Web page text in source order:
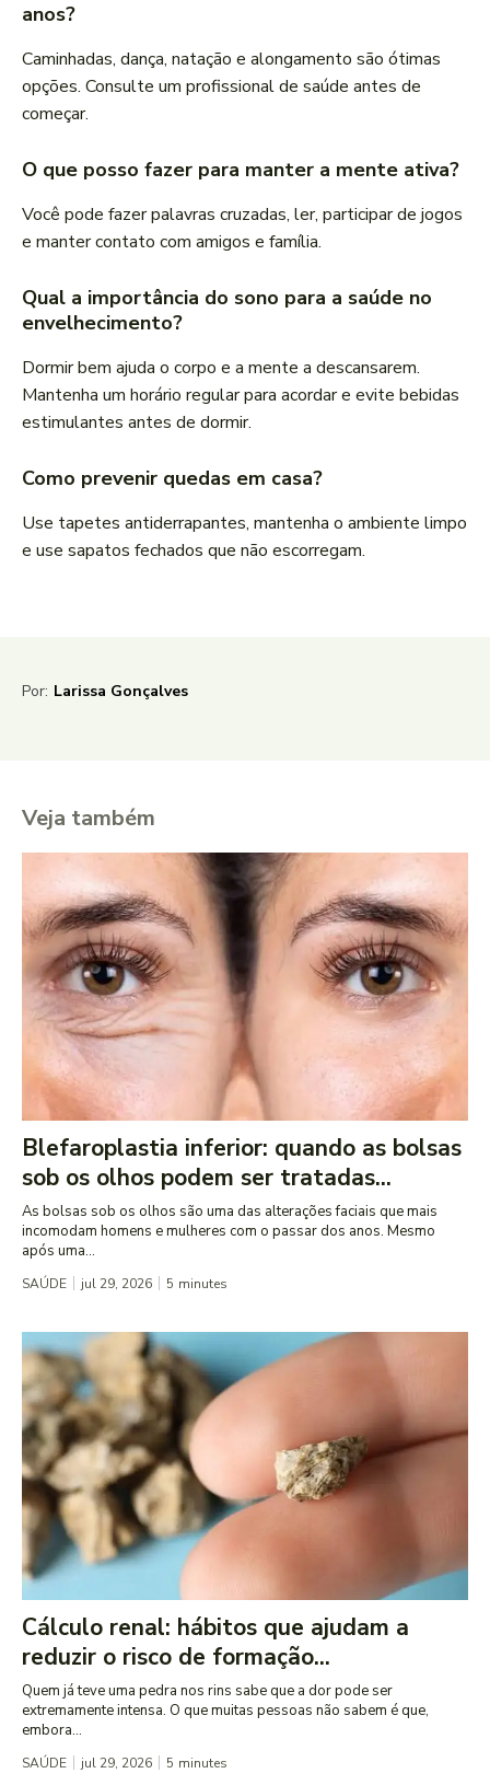
anos?
Caminhadas, dança, natação e alongamento são ótimas
opções. Consulte um profissional de saúde antes de
começar.
O que posso fazer para manter a mente ativa?
Você pode fazer palavras cruzadas, ler, participar de jogos
e manter contato com amigos e família.
Qual a importância do sono para a saúde no
envelhecimento?
Dormir bem ajuda o corpo e a mente a descansarem.
Mantenha um horário regular para acordar e evite bebidas
estimulantes antes de dormir.
Como prevenir quedas em casa?
Use tapetes antiderrapantes, mantenha o ambiente limpo
e use sapatos fechados que não escorregam.
Por: Larissa Gonçalves
Veja também
Blefaroplastia inferior: quando as bolsas
sob os olhos podem ser tratadas...
As bolsas sob os olhos são uma das alterações faciais que mais
incomodam homens e mulheres com o passar dos anos. Mesmo
após uma...
SAÚDE jul 29, 2026 5 minutes
Cálculo renal: hábitos que ajudam a
reduzir o risco de formação...
Quem já teve uma pedra nos rins sabe que a dor pode ser
extremamente intensa. O que muitas pessoas não sabem é que,
embora...
SAÚDE jul 29, 2026 5 minutes